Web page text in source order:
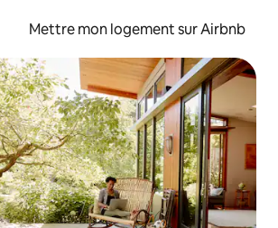
Mettre mon logement sur Airbnb